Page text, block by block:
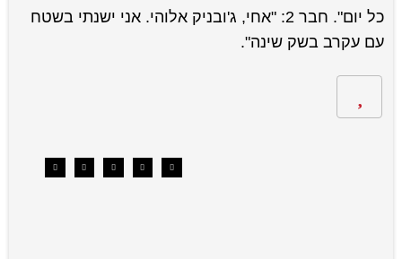
כל יום". חבר 2: "אחי, ג'ובניק אלוהי. אני ישנתי בשטח
עם עקרב בשק שינה".